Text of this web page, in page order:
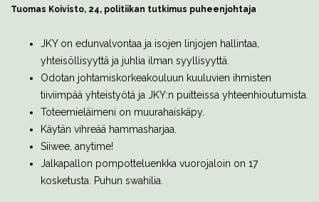
Tuomas Koivisto, 24, politiikan tutkimus puheenjohtaja
JKY on edunvalvontaa ja isojen linjojen hallintaa,
yhteisöllisyyttä ja juhlia ilman syyllisyyttä.
Odotan johtamiskorkeakouluun kuuluvien ihmisten
tiiviimpää yhteistyötä ja JKY:n puitteissa yhteenhioutumista.
Toteemieläimeni on muurahaiskäpy.
Käytän vihreää hammasharjaa.
Siiwee, anytime!
Jalkapallon pompotteluenkka vuorojaloin on 17
kosketusta. Puhun swahilia.